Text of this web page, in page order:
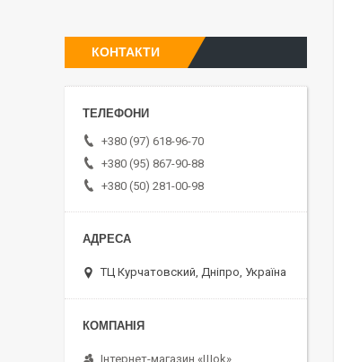
КОНТАКТИ
+380 (97) 618-96-70
+380 (95) 867-90-88
+380 (50) 281-00-98
ТЦ Курчатовский, Дніпро, Україна
Інтернет-магазин «Шоk»